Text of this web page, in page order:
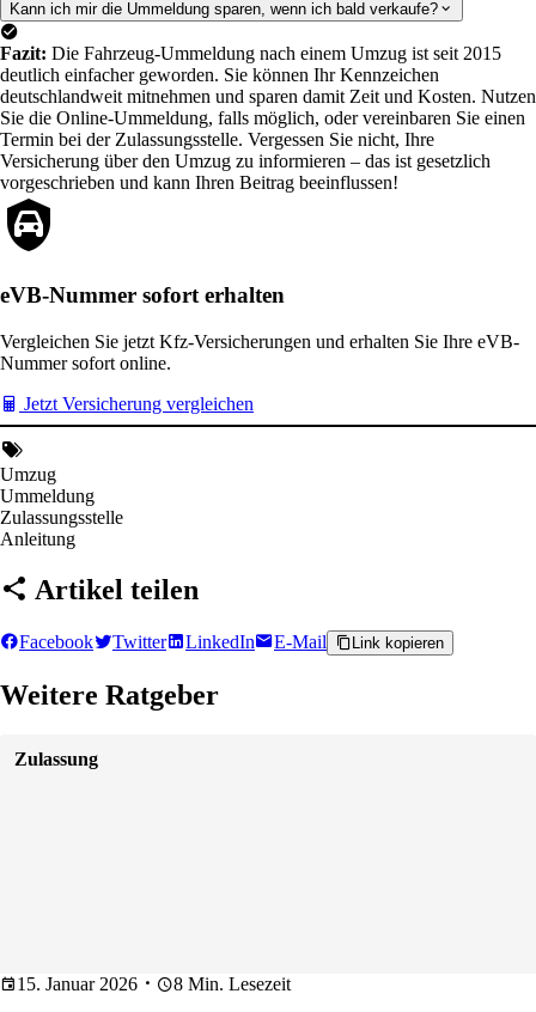
Kann ich mir die Ummeldung sparen, wenn ich bald verkaufe?
Fazit: Die Fahrzeug-Ummeldung nach einem Umzug ist seit 2015
deutlich einfacher geworden. Sie können Ihr Kennzeichen
deutschlandweit mitnehmen und sparen damit Zeit und Kosten. Nutzen
Sie die Online-Ummeldung, falls möglich, oder vereinbaren Sie einen
Termin bei der Zulassungsstelle. Vergessen Sie nicht, Ihre
Versicherung über den Umzug zu informieren – das ist gesetzlich
vorgeschrieben und kann Ihren Beitrag beeinflussen!
eVB-Nummer sofort erhalten
Vergleichen Sie jetzt Kfz-Versicherungen und erhalten Sie Ihre eVB-
Nummer sofort online.
Jetzt Versicherung vergleichen
Umzug
Ummeldung
Zulassungsstelle
Anleitung
Artikel teilen
Facebook Twitter LinkedIn E-Mail Link kopieren
Weitere Ratgeber
Zulassung
15. Januar 2026 8 Min. Lesezeit